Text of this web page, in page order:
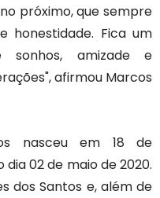
próximo, que sempre
honestidade. Fica um
sonhos, amizade e
afirmou Marcos
nasceu em 18 de
dia 02 de maio de 2020.
dos Santos e, além de